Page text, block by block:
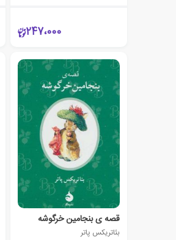
247،000
قصه ی بنجامین خرگوشه
بئاتریکس پاتر